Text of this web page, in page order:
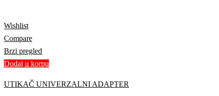
Wishlist
Compare
Brzi pregled
Dodaj u korpu
UTIKAČ UNIVERZALNI ADAPTER